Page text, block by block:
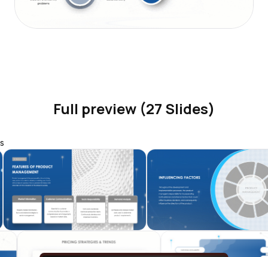
Full preview (27 Slides)
s